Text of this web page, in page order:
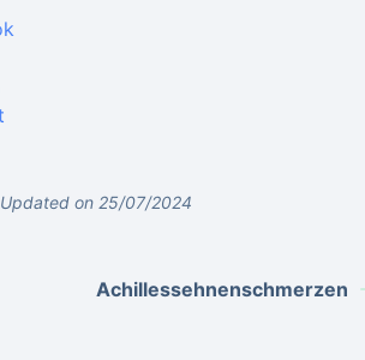
Updated on 25/07/2024
Achillessehnenschmerzen